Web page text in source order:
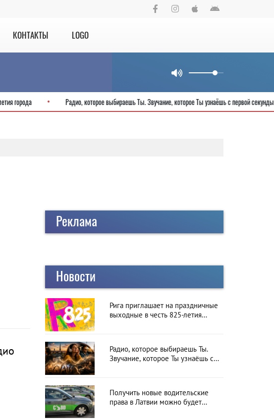
КОНТАКТЫ LOGO
825-летия города Радио, которое выбираешь Ты. Звучание, которое Ты узнаёшь с
Реклама
Новости
Рига приглашает на праздничные
выходные в честь 825-летия
Радио, которое выбираешь Ты.
Звучание, которое Ты узнаёшь с
Получить новые водительские
права в Латвии можно будет